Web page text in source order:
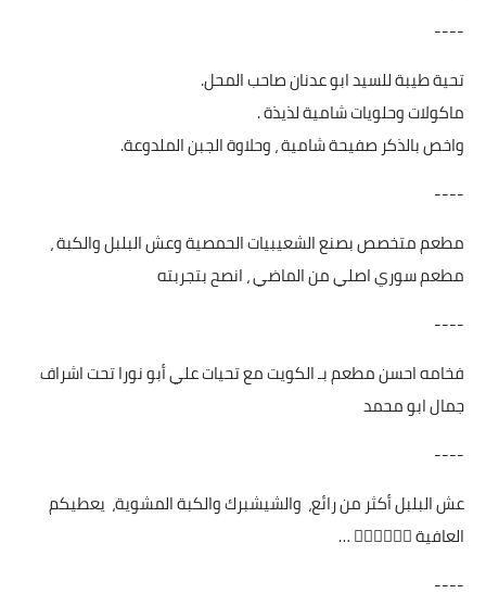
----
تحية طيبة للسيد ابو عدنان صاحب المحل.
ماكولات وحلويات شامية لذيذة .
واخص بالذكر صفيحة شامية ، وحلاوة الجبن الملدوعة.
----
مطعم متخصص بصنع الشعيبيات الحمصية وعش البلبل والكبة ،
مطعم سوري اصلي من الماضي ، انصح بتجربته
----
فخامه احسن مطعم بـ الكويت مع تحيات علي أبو نورا تحت اشراف
جمال ابو محمد
----
عش البلبل أكثر من رائع، والشيشبرك والكبة المشوية، يعطيكم
العافية 👍🏻👍🏻👍🏻 …
----